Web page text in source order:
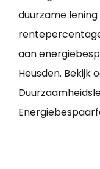
duurzame
aan
Heusden. Bekijk